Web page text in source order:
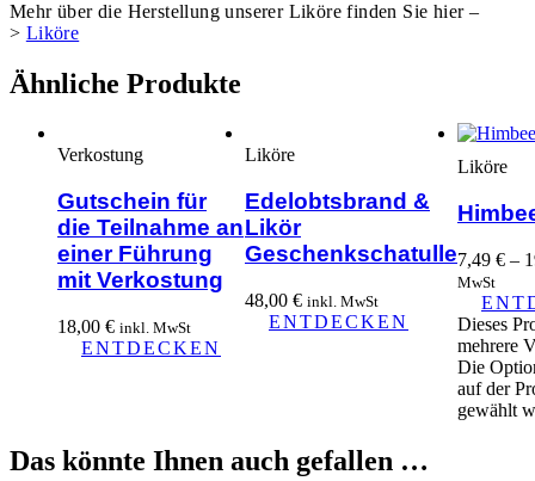
Mehr über die Herstellung unserer Liköre finden Sie hier –
> Liköre
Ähnliche Produkte
Verkostung
Gutschein für
die Teilnahme an
einer Führung
mit Verkostung
18,00 € inkl. MwSt
ENTDECKEN
Liköre
Edelobtsbrand &
Likör
Geschenkschatulle
48,00 € inkl. MwSt
ENTDECKEN
Liköre
7,49 € –
MwSt
Dieses
mehrere
Die
auf der
gewählt
Das könnte Ihnen auch gefallen …